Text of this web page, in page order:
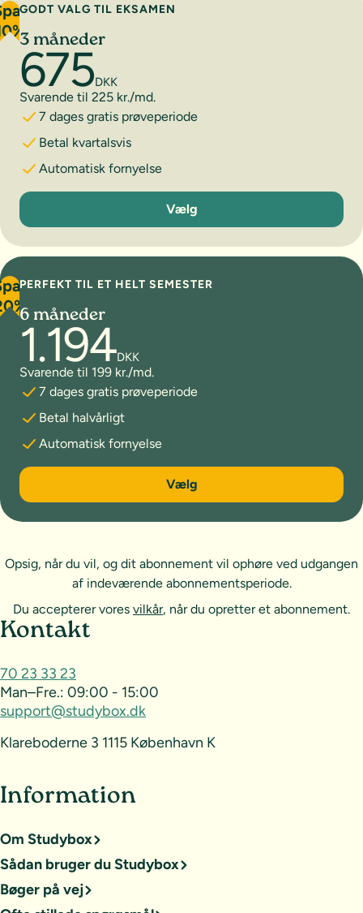
GODT VALG TIL EKSAMEN
3 måneder
675DKK
Svarende til 225 kr./md.
7 dages gratis prøveperiode
Betal kvartalsvis
Automatisk fornyelse
3 måneder
Vælg
PERFEKT TIL ET HELT SEMESTER
6 måneder
1.194DKK
Svarende til 199 kr./md.
7 dages gratis prøveperiode
Betal halvårligt
Automatisk fornyelse
6 måneder
Vælg
Opsig, når du vil, og dit abonnement vil ophøre ved udgangen
af indeværende abonnementsperiode.
Du accepterer vores vilkår, når du opretter et abonnement.
Sideoversigt og kontakt
Kontakt
70 23 33 23
Man–Fre.: 09:00 - 15:00
support@studybox.dk
Klareboderne 3 1115 København K
Information
Om Studybox
Sådan bruger du Studybox
Bøger på vej